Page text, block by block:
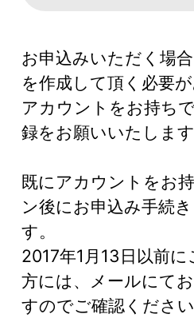
お申込みいただく場
を作成して頂く必要が
アカウントをお持ち
録をお願いいたします
既にアカウントをお
ン後にお申込み手続
す。
2017年1月13日以前
方には、メールにて
すのでご確認ください